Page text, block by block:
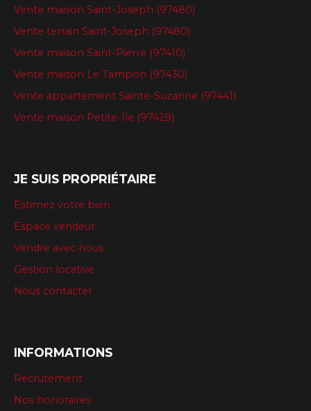
Vente maison Saint-Joseph (97480)
Vente terrain Saint-Joseph (97480)
Vente maison Saint-Pierre (97410)
Vente maison Le Tampon (97430)
Vente appartement Sainte-Suzanne (97441)
Vente maison Petite-Île (97429)
JE SUIS PROPRIÉTAIRE
Estimez votre bien
Espace vendeur
Vendre avec nous
Gestion locative
Nous contacter
INFORMATIONS
Recrutement
Nos honoraires